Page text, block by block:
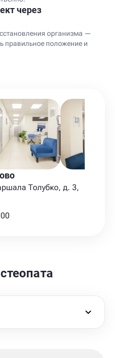
через
организма —
правильное положение и
Толубко, д. 3,